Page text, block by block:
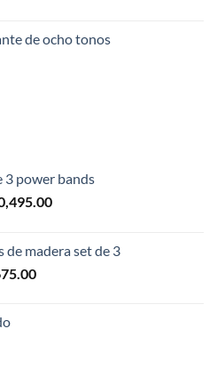
es:
de ocho tonos
3 power bands
El
es:
de madera set de 3
El